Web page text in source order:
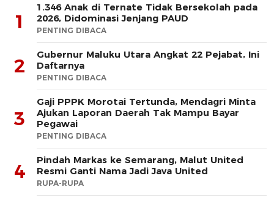
1
1.346 Anak di Ternate Tidak Bersekolah pada
2026, Didominasi Jenjang PAUD
PENTING DIBACA
2
Gubernur Maluku Utara Angkat 22 Pejabat, Ini
Daftarnya
PENTING DIBACA
3
Gaji PPPK Morotai Tertunda, Mendagri Minta
Ajukan Laporan Daerah Tak Mampu Bayar
Pegawai
PENTING DIBACA
4
Pindah Markas ke Semarang, Malut United
Resmi Ganti Nama Jadi Java United
RUPA-RUPA